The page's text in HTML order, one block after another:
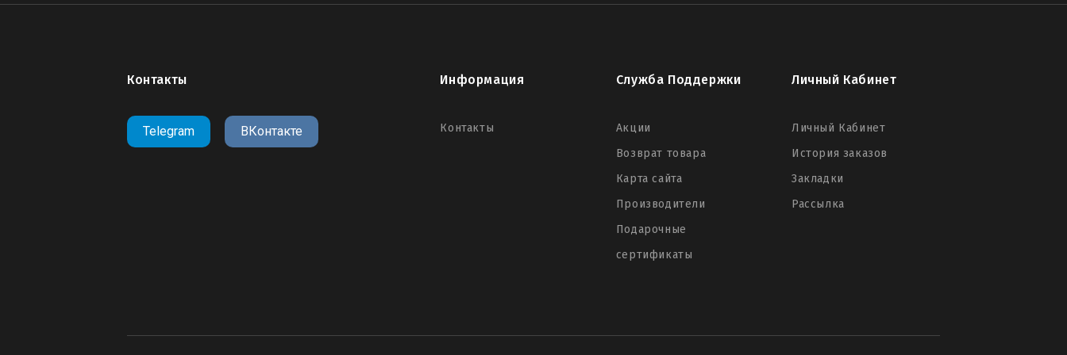
Контакты
Telegram ВКонтакте
Информация
Контакты
Служба Поддержки
Акции
Возврат товара
Карта сайта
Производители
Подарочные
сертификаты
Личный Кабинет
Личный Кабинет
История заказов
Закладки
Рассылка